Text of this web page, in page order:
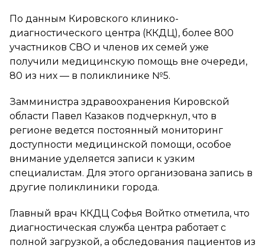
По данным Кировского клинико-
диагностического центра (ККДЦ), более 800
участников СВО и членов их семей уже
получили медицинскую помощь вне очереди,
80 из них — в поликлинике №5.
Замминистра здравоохранения Кировской
области Павел Казаков подчеркнул, что в
регионе ведется постоянный мониторинг
доступности медицинской помощи, особое
внимание уделяется записи к узким
специалистам. Для этого организована запись в
другие поликлиники города.
Главный врач ККДЦ Софья Войтко отметила, что
диагностическая служба центра работает с
полной загрузкой, а обследования пациентов из